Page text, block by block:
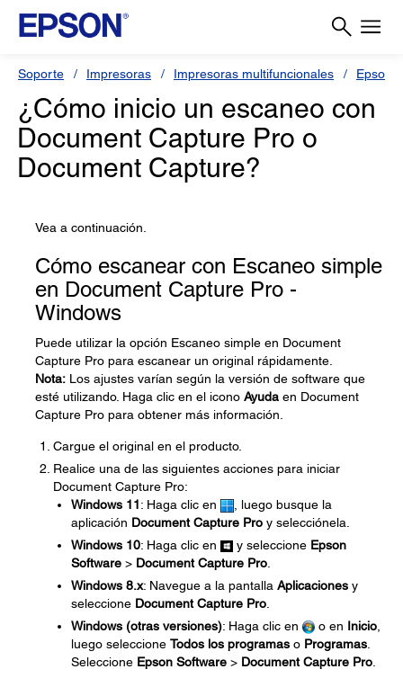
Soporte Impresoras Impresoras multifuncionales Epson
¿Cómo inicio un escaneo con
Document Capture Pro o
Document Capture?
Vea a continuación.
Cómo escanear con Escaneo simple
en Document Capture Pro -
Windows
Puede utilizar la opción Escaneo simple en Document
Capture Pro para escanear un original rápidamente.
Nota: Los ajustes varían según la versión de software que
esté utilizando. Haga clic en el icono Ayuda en Document
Capture Pro para obtener más información.
Cargue el original en el producto.
Realice una de las siguientes acciones para iniciar
Document Capture Pro:
Windows 11: Haga clic en
, luego busque la
aplicación Document Capture Pro y selecciónela.
Windows 10: Haga clic en y seleccione Epson
Software > Document Capture Pro
Windows 8.x: Navegue a la pantalla Aplicaciones y
seleccione Document Capture Pro
Windows (otras versiones): Haga clic en o en Inicio
luego seleccione Todos los programas o Programas
Seleccione Epson Software > Document Capture Pro